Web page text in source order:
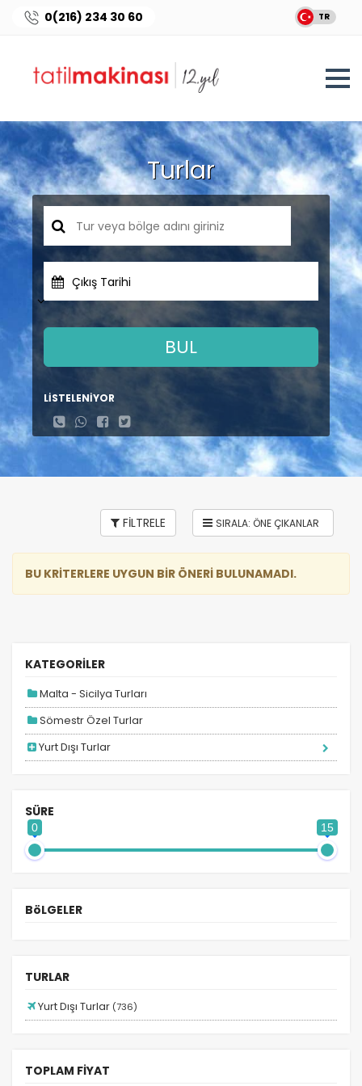
0(216) 234 30 60 TR
belirleyin.
gereklidir. Bu çerezler olmadan site düzgün çalışmaz
Turlar
Çıkış Tarihi
BUL
LİSTELENİYOR
FİLTRELE
BU KRİTERLERE UYGUN BİR ÖNERİ BULUNAMADI.
KATEGORİLER
Malta - Sicilya Turları
Sömestr Özel Turlar
Yurt Dışı Turlar
SÜRE
0 15
BöLGELER
TURLAR
Yurt Dışı Turlar (736)
TOPLAM FİYAT